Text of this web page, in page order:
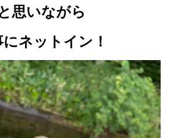
と思いながら
ネットイン！